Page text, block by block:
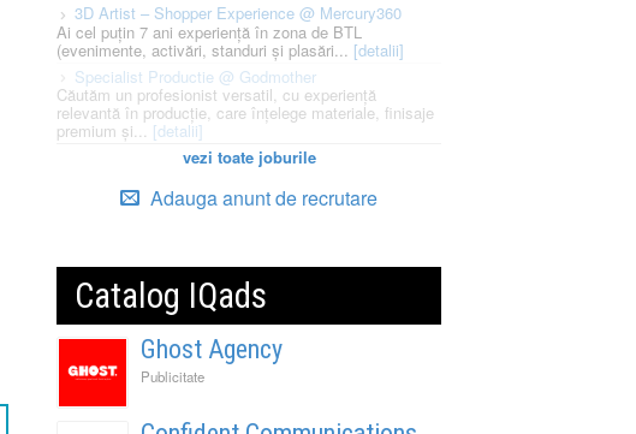
3D Artist – Shopper Experience @ Mercury360
Ai cel puțin 7 ani experiență în zona de BTL
(evenimente, activări, standuri și plasări... [detalii]
Specialist Productie @ Godmother
Căutăm un profesionist versatil, cu experiență
relevantă în producție, care înțelege materiale, finisaje
premium și... [detalii]
vezi toate joburile
Adauga anunt de recrutare
Catalog IQads
Ghost Agency
Publicitate